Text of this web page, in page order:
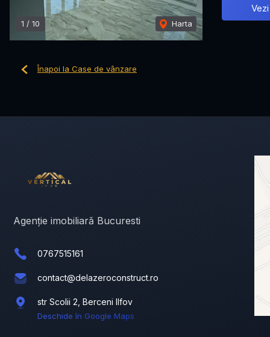
1 / 10 Harta
Înapoi la Case de vânzare
Agenție imobiliară Bucuresti
0767515161
contact@delazeroconstruct.ro
str Scolii 2, Berceni Ilfov
Deschide în Google Maps